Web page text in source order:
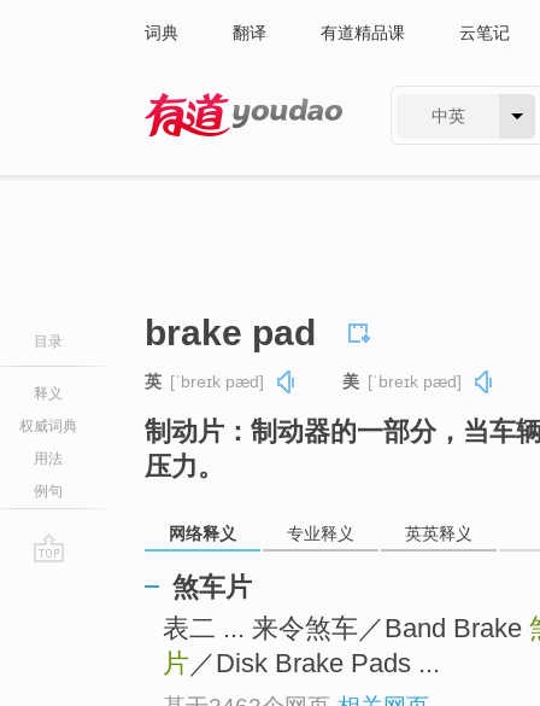
词典 翻译 有道精品课 云笔记
中英
目录
释义
权威词典
用法
例句
brake pad
英 [ˈbreɪk pæd] 美 [ˈbreɪk pæd]
制动片：制动器的一部分，当车
压力。
网络释义 专业释义 英英释义
煞车片
表二 ... 来令煞车／Band Brake
片 ／Disk Brake Pads ...